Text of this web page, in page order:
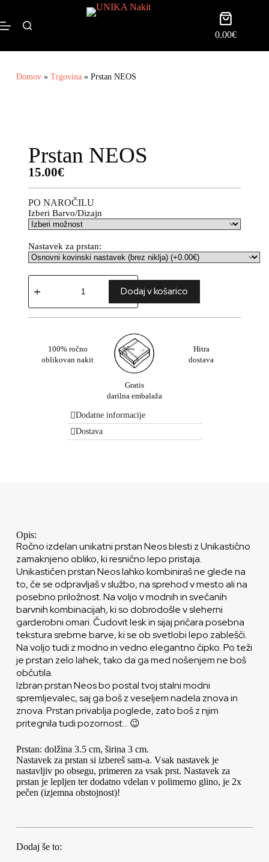
0.00€
Domov» Trgovina» Prstan NEOS
Prstan NEOS
15.00€
PO NAROČILU
Izberi Barvo/Dizajn
Nastavek za prstan:
Dodaj v košarico
100% ročno
oblikovan nakit
Gratis
darilna embalaža
Hitra
dostava
Dodatne informacije
Dostava
Opis:
Ročno izdelan unikatni prstan Neos blesti z Unikastično
zamaknjeno obliko, ki resnično lepo pristaja.
Unikastičen prstan Neos lahko kombiniraš ne glede na
to, če se odpravljaš v službo, na sprehod v mesto ali na
posebno priložnost. Na voljo v modnih in svečanih
barvnih kombinacijah, ki so dobrodošle v sleherni
garderobni omari. Čudovit lesk in sijaj pričara posebna
tekstura srebrne barve, ki se ob svetlobi lepo zablešči.
Na voljo tudi z modno in vedno elegantno čipko. Po teži
je prstan zelo lahek, tako da ga med nošenjem ne boš
občutila.
Izbran prstan Neos bo postal tvoj stalni modni
spremljevalec, saj ga boš z veseljem nadela znova in
znova. Prstan privablja poglede, zato boš z njim
pritegnila tudi pozornost… 😉
Prstan: dolžina 3.5 cm, širina 3 cm.
Nastavek za prstan si izbereš sam-a. Vsak nastavek je
nastavljiv po obsegu, primeren za vsak prst. Nastavek za
prstan je lepljen ter dodatno vdelan v polimerno glino, je 2x
pečen (izjemna obstojnost)!
Dodaj še to: